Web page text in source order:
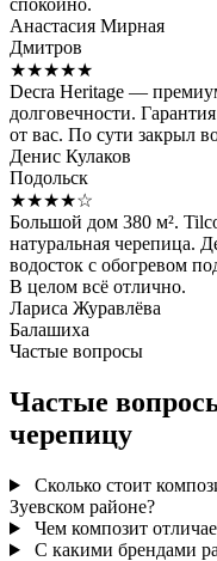
спокойно.
Анастасия Мирная
Дмитров
★★★★★
Decra Heritage —
долговечности.
от вас. По сути закрыл
Денис Кулаков
Подольск
★★★★☆
Большой дом 380 м².
натуральная черепица.
водосток с обогревом
В целом всё отлично.
Лариса Журавлёва
Балашиха
Частые вопросы
Частые
черепицу
Сколько стоит
Зуевском районе?
Чем композит
С какими брендами